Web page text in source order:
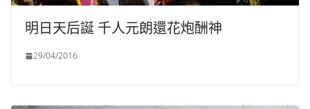
明日天后誕 千人元朗還花炮酬神
29/04/2016